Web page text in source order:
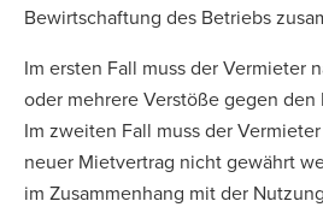
Bewirtschaftung des Betriebs
Im ersten Fall muss der Vermieter
oder mehrere Verstöße gegen
Im zweiten Fall muss der
neuer Mietvertrag nicht gewährt
im Zusammenhang mit der